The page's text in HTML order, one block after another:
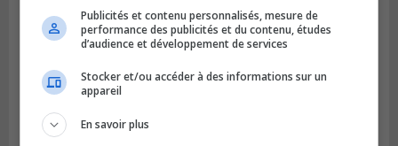
SAINT-HUBERT
Publié le 3 août 2026 à 12h00
L’arrivée du marché saisonnier à Saint-
Hubert
Publicités et contenu personnalisés, mesure de
performance des publicités et du contenu, études
d’audience et développement de services
Stocker et/ou accéder à des informations sur un
appareil
En savoir plus